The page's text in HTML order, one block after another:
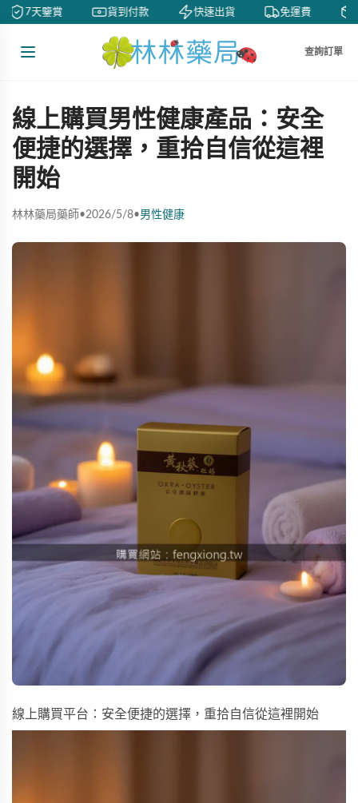
7天鑒賞 貨到付款 快速出貨 免運費
查詢訂單
線上購買男性健康產品：安全
便捷的選擇，重拾自信從這裡
開始
林林藥局藥師•2026/5/8•男性健康
線上購買平台：安全便捷的選擇，重拾自信從這裡開始